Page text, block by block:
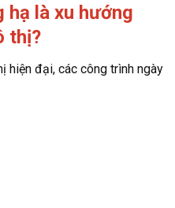
hạ là xu hướng
thị?
hiện đại, các công trình ngày